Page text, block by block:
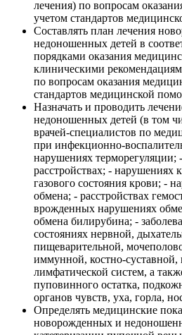
лечения) по вопросам
учетом стандартов
Составлять план лечения
недоношенных детей в
порядками оказания
клиническими
по вопросам оказания
стандартов медицинской
Назначать и проводить
недоношенных детей (в том
врачей-специалистов по
при инфекционно-
нарушениях
расстройствах; - нарушениях
газового состояния крови; -
обмена; - расстройствах
врожденных нарушениях
обмена билирубина; -
состояниях нервной,
пищеварительной,
иммунной, костно-суставной,
лимфатической систем, а
пуповинного остатка,
органов чувств, уха, горла,
Определять медицинские
новорожденных и